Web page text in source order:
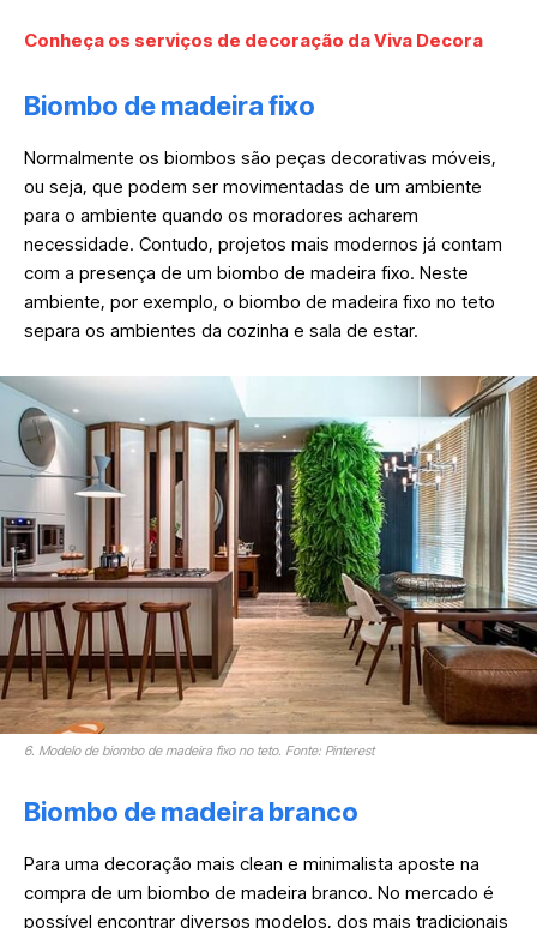
Conheça os serviços de decoração da Viva Decora
Biombo de madeira fixo
Normalmente os biombos são peças decorativas móveis,
ou seja, que podem ser movimentadas de um ambiente
para o ambiente quando os moradores acharem
necessidade. Contudo, projetos mais modernos já contam
com a presença de um biombo de madeira fixo. Neste
ambiente, por exemplo, o biombo de madeira fixo no teto
separa os ambientes da cozinha e sala de estar.
6. Modelo de biombo de madeira fixo no teto. Fonte: Pinterest
Biombo de madeira branco
Para uma decoração mais clean e minimalista aposte na
compra de um biombo de madeira branco. No mercado é
possível encontrar diversos modelos, dos mais tradicionais